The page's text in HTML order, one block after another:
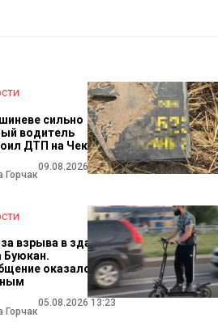
сильно
водитель
ДТП на Чеканах
Горчак
09.08.2026 13:03
взрыва в здании
Буюкан.
оказалось
Горчак
05.08.2026 13:23